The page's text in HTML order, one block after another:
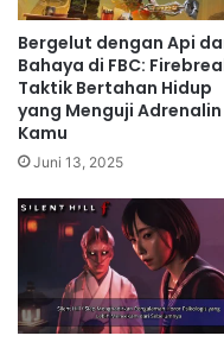
Bergelut dengan Api
Bahaya di FBC:
Taktik Bertahan Hidup
yang Menguji Adrenalin
Kamu
Juni 13, 2025